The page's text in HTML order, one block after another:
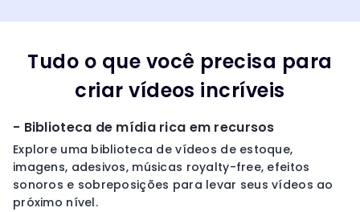
Tudo o que você precisa para
criar vídeos incríveis
- Biblioteca de mídia rica em recursos
Explore uma biblioteca de vídeos de estoque,
imagens, adesivos, músicas royalty-free, efeitos
sonoros e sobreposições para levar seus vídeos ao
próximo nível.